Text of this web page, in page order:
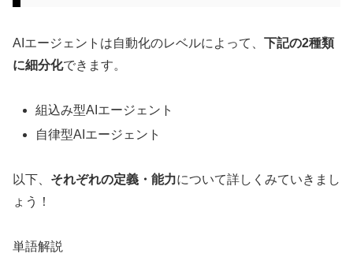
AIエージェントは自動化のレベルによって、
下記の2種類
に細分化できます。
組込み型AIエージェント
自律型AIエージェント
以下、 それぞれの定義・能力について詳しくみていきまし
ょう！
単語解説